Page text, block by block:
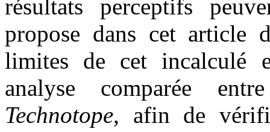
résultats perceptifs
propose dans cet article
limites de cet incalculé
analyse comparée
Technotope, afin de